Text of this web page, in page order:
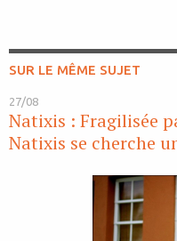
SUR LE MÊME SUJET
27/08
Natixis : Fragilisée
Natixis se cherche